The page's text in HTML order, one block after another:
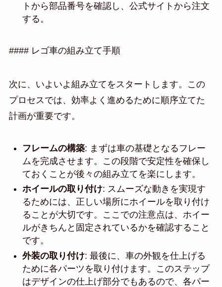
トから部品番号を確認し、公式サイトから注文
する。
#### レゴ車の組み立て手順
次に、いよいよ組み立てをスタートします。この
プロセスでは、効率よく進めるために順序立てた
計画が重要です。
フレームの構築: まずは車の基礎となるフレー
ムを完成させます。この段階で安定性を確保し
ておくことが後々の組み立てを楽にします。
ホイールの取り付け: スムーズな動きを実現す
るためには、正しい場所にホイールを取り付け
ることが大切です。ここでの注意点は、ホイー
ルがきちんと固定されているかを確認すること
です。
外装の取り付け: 最後に、車の外観を仕上げる
ために各パーツを取り付けます。このステップ
はデザインの仕上げ部分でもあるので、各パー